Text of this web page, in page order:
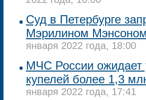
Суд в Петербурге
Мэрилином
января 2022 года, 18:00
МЧС России ожидает
купелей более 1,3
января 2022 года, 17:41